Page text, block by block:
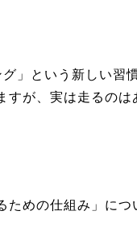
」という新しい習
が、実は走るのは
ための仕組み」につ